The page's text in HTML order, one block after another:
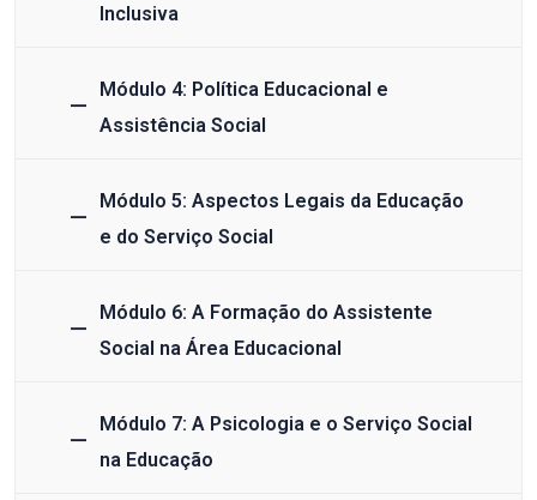
Inclusiva
Módulo 4: Política Educacional e
Assistência Social
Módulo 5: Aspectos Legais da Educação
e do Serviço Social
Módulo 6: A Formação do Assistente
Social na Área Educacional
Módulo 7: A Psicologia e o Serviço Social
na Educação